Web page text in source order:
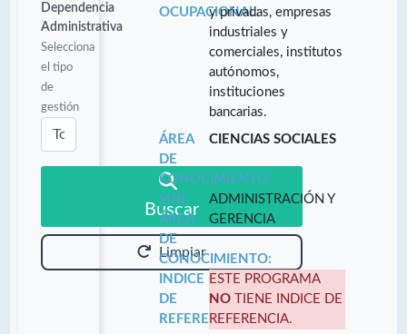
Dependencia
Administrativa
Selecciona
el tipo
de
gestión
Buscar
Limpiar
OCUPACIONAL:y privadas, empresas
industriales y
comerciales, institutos
autónomos,
instituciones
bancarias.
ÁREA
DE
CONOCIMIENTO:
CIENCIAS SOCIALES
SUB
ÁREA
DE
CONOCIMIENTO:
ADMINISTRACIÓN Y
GERENCIA
INDICE
DE
REFERENCIA:
ESTE PROGRAMA
NO TIENE INDICE DE
REFERENCIA.